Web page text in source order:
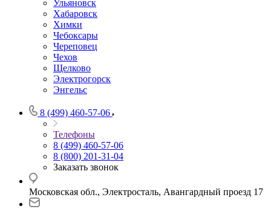
Ульяновск
Хабаровск
Химки
Чебоксары
Череповец
Чехов
Щелково
Электрогорск
Энгельс
8 (499) 460-57-06
Телефоны
8 (499) 460-57-06
8 (800) 201-31-04
Заказать звонок
Московская обл., Электросталь, Авангардный проезд 17